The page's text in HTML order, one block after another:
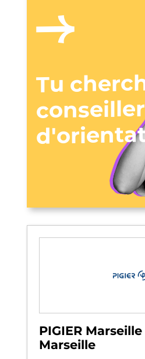
Tu
conseiller
PIGIER Marseille
Marseille